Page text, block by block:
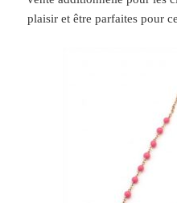
plaisir et être parfaites pour